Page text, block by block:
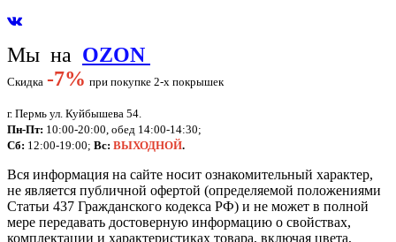
Мы на OZON
Скидка -7% при покупке 2-х покрышек
г. Пермь ул. Куйбышева 54.
Пн-Пт: 10:00-20:00, обед 14:00-14:30;
Сб: 12:00-19:00; Вс: ВЫХОДНОЙ.
Вся информация на сайте носит ознакомительный характер,
не является публичной офертой (определяемой положениями
Статьи 437 Гражданского кодекса РФ) и не может в полной
мере передавать достоверную информацию о свойствах,
комплектации и характеристиках товара, включая цвета,